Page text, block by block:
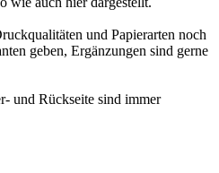
und Papierarten noch
geben, Ergänzungen sind gerne
und Rückseite sind immer